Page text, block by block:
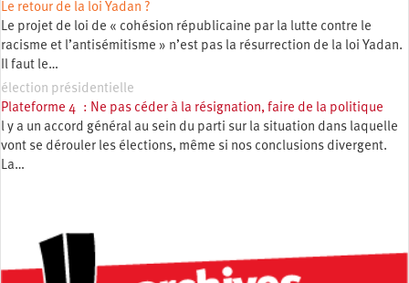
Le retour de la loi Yadan ?
Le projet de loi de « cohésion républicaine par la lutte contre le
racisme et l’antisémitisme » n’est pas la résurrection de la loi Yadan.
Il faut le…
élection présidentielle
Plateforme 4 : Ne pas céder à la résignation, faire de la politique
l y a un accord général au sein du parti sur la situation dans laquelle
vont se dérouler les élections, même si nos conclusions divergent.
La…